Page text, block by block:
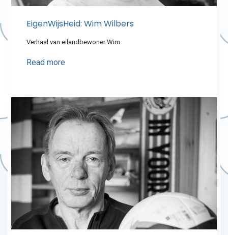
EigenWijsHeid: Wim Wilbers
Verhaal van eilandbewoner Wim
Read more